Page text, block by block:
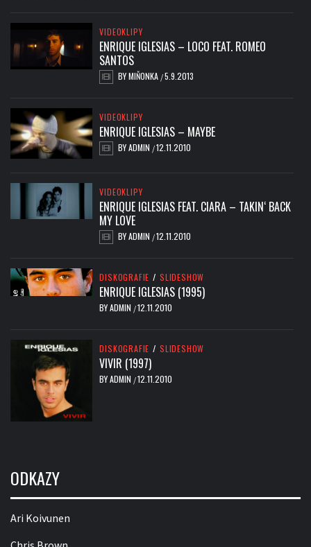
VIDEOKLIPY
ENRIQUE IGLESIAS – LOCO FEAT. ROMEO
SANTOS
BYMIŇONKA /5.9.2013
VIDEOKLIPY
ENRIQUE IGLESIAS – MAYBE
BYADMIN /12.11.2010
VIDEOKLIPY
ENRIQUE IGLESIAS FEAT. CIARA – TAKIN‘ BACK
MY LOVE
BYADMIN /12.11.2010
DISKOGRAFIE / SLIDESHOW
ENRIQUE IGLESIAS (1995)
BYADMIN /12.11.2010
DISKOGRAFIE / SLIDESHOW
VIVIR (1997)
BYADMIN /12.11.2010
ODKAZY
Ari Koivunen